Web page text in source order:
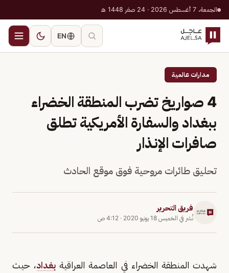
الجمعة، 7 أغسطس 2026 · 24 صفر 1448 هـ
EN
مدارات عالمية
4 صواريخ تضرب المنطقة الخضراء
ببغداد والسفارة الأمريكية تطلق
صافرات الإنذار
تحليق طائرات مروحية فوق موقع الحادث
فريق التحرير
نُشر في الخميس 18 يونيو 2020 · 4:12 ص
شهدت المنطقة الخضراء في العاصمة العراقية بغداد، حيث